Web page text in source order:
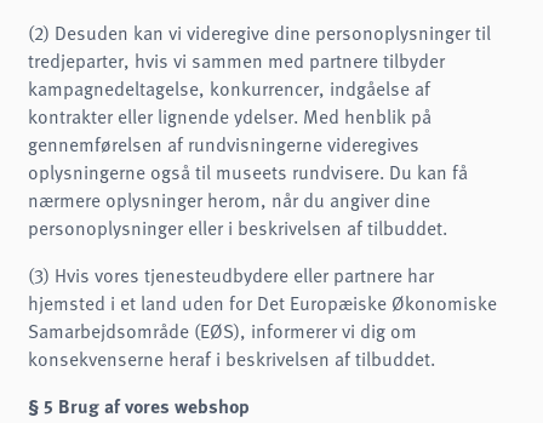
(2) Desuden kan vi videregive dine personoplysninger til
tredjeparter, hvis vi sammen med partnere tilbyder
kampagnedeltagelse, konkurrencer, indgåelse af
kontrakter eller lignende ydelser. Med henblik på
gennemførelsen af rundvisningerne videregives
oplysningerne også til museets rundvisere. Du kan få
nærmere oplysninger herom, når du angiver dine
personoplysninger eller i beskrivelsen af tilbuddet.
(3) Hvis vores tjenesteudbydere eller partnere har
hjemsted i et land uden for Det Europæiske Økonomiske
Samarbejdsområde (EØS), informerer vi dig om
konsekvenserne heraf i beskrivelsen af tilbuddet.
§ 5 Brug af vores webshop